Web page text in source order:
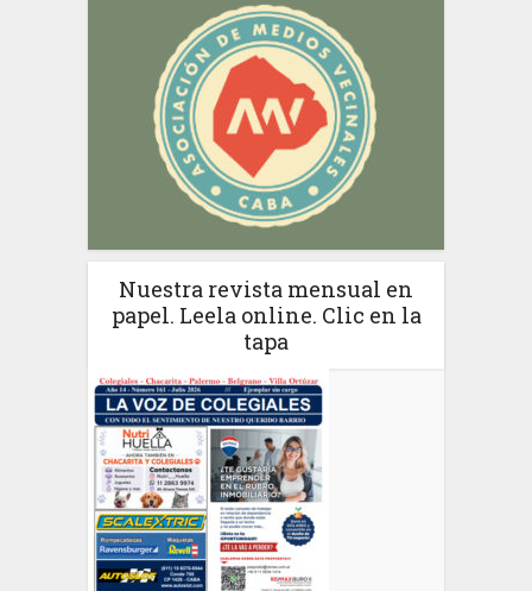
Nuestra revista mensual en
papel. Leela online. Clic en la
tapa